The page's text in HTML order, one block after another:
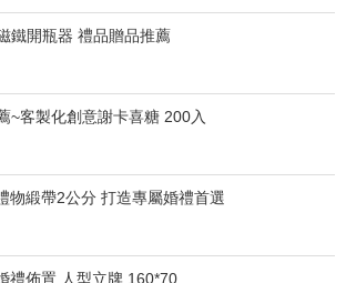
鐵開瓶器 禮品贈品推薦
~客製化創意謝卡喜糖 200入
物緞帶2公分 打造專屬婚禮首選
禮佈置 人型立牌 160*70